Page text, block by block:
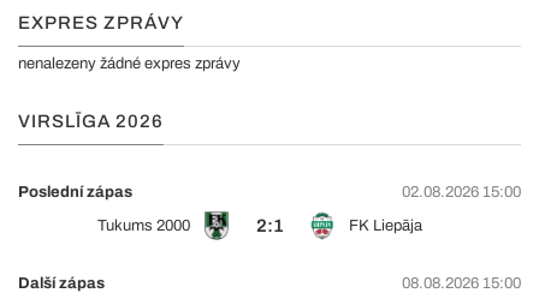
EXPRES ZPRÁVY
nenalezeny žádné expres zprávy
VIRSLĪGA 2026
Poslední zápas
02.08.2026 15:00
Tukums 2000
2:1 FK Liepāja
Další zápas
08.08.2026 15:00